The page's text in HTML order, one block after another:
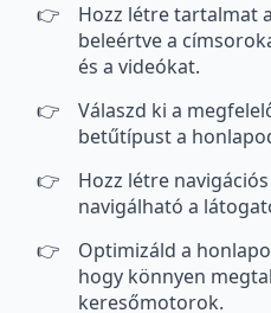
Hozz létre tartalmat
beleértve a
és a videókat.
Válaszd ki a
betűtípust a
Hozz létre
navigálható a
Optimizáld a
hogy könnyen
keresőmotorok.